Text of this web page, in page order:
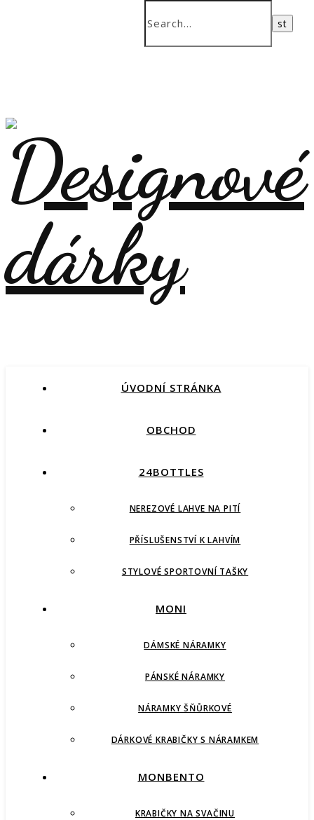
ÚVODNÍ STRÁNKA
OBCHOD
24BOTTLES
NEREZOVÉ LAHVE NA PITÍ
PŘÍSLUŠENSTVÍ K LAHVÍM
STYLOVÉ SPORTOVNÍ TAŠKY
MONI
DÁMSKÉ NÁRAMKY
PÁNSKÉ NÁRAMKY
NÁRAMKY ŠŇŮRKOVÉ
DÁRKOVÉ KRABIČKY S NÁRAMKEM
MONBENTO
KRABIČKY NA SVAČINU